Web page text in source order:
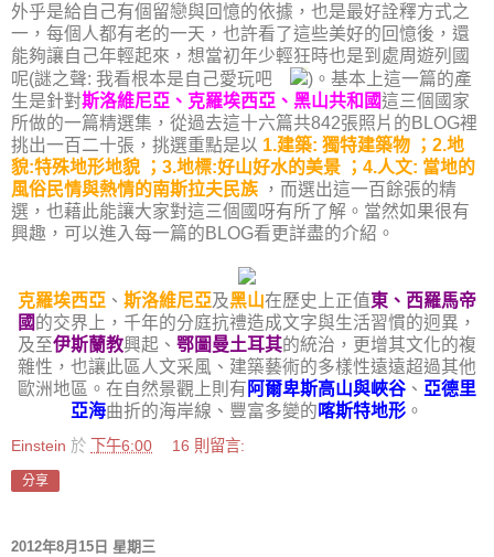
外乎是給自己有個留戀與回憶的依據，也是最好詮釋方式之
一，每個人都有老的一天，也許看了這些美好的回憶後，還
能夠讓自己年輕起來，想當初年少輕狂時也是到處周遊列國
呢(謎之聲: 我看根本是自己愛玩吧
)。基本上這一篇的產
生是針對斯洛維尼亞、克羅埃西亞、黑山共和國這三個國家
所做的一篇精選集，從過去這十六篇共842張照片的BLOG裡
挑出一百二十張，挑選重點是以 1.建築: 獨特建築物 ；2.地
貌:特殊地形地貌 ； 3.地標:好山好水的美景 ； 4.人文: 當地的
風俗民情與熱情的南斯拉夫民族 ，而選出這一百餘張的精
選，也藉此能讓大家對這三個國呀有所了解。當然如果很有
興趣，可以進入每一篇的BLOG看更詳盡的介紹。
克羅埃西亞 、 斯洛維尼亞及黑山在歷史上正值東、西羅馬帝
國的交界上，千年的分庭抗禮造成文字與生活習慣的迥異，
及至伊斯蘭教興起、 鄂圖曼土耳其的統治，更增其文化的複
雜性，也讓此區人文采風、建築藝術的多樣性遠遠超過其他
歐洲地區。在自然景觀上則有 阿爾卑斯高山與峽谷 、 亞德里
亞海曲折的海岸線、豐富多變的喀斯特地形 。
Einstein 於 下午6:00 16 則留言:
分享
2012年8月15日 星期三